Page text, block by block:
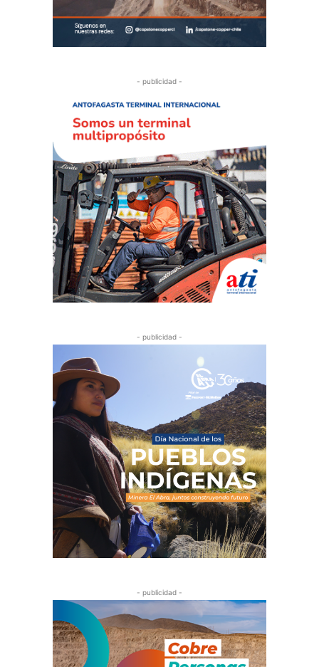
- publicidad -
- publicidad -
- publicidad -